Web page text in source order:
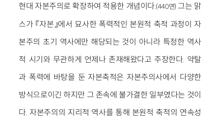
현대 자본주의로 확장하여 적용한 개념이다.(440면) 그는 맑
스가 『자본』에서 묘사한 폭력적인 본원적 축적 과정이 자
본주의 초기 역사에만 해당되는 것이 아니라 특정한 역사
적 시기와 무관하게 언제나 존재해왔다고 주장한다. 약탈
과 폭력에 바탕을 둔 자본축적은 자본주의사에서 다양한
방식으로이긴 하지만 그 존속에 불가결한 일부였다는 것이
다. 자본주의의 지리적 역사를 통해 본원적 축적의 연속성